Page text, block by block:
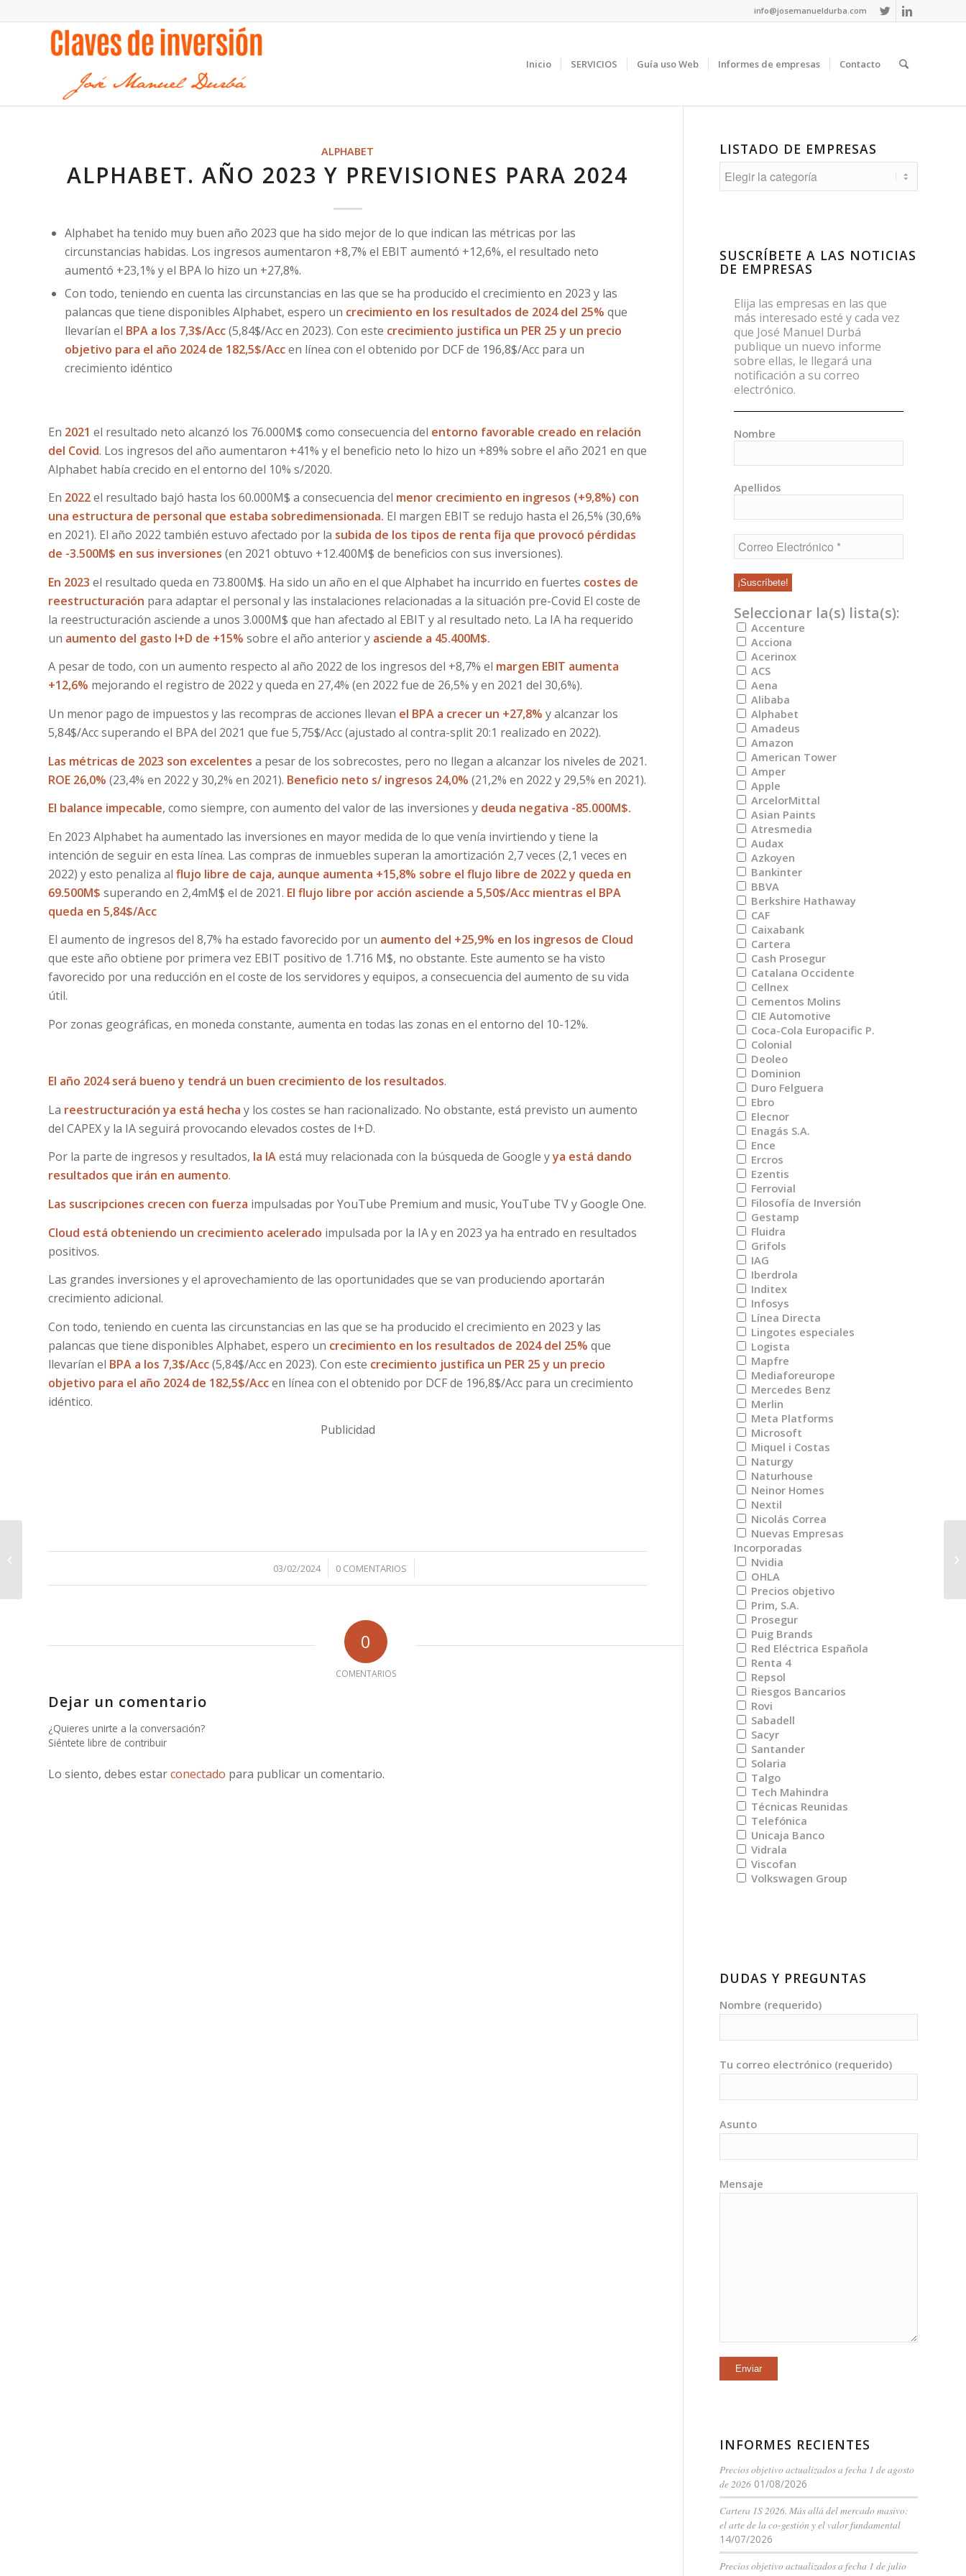
info@josemanueldurba.com
Inicio SERVICIOS Guía uso Web Informes de empresas Contacto
ALPHABET
ALPHABET. AÑO 2023 Y PREVISIONES PARA 2024
Alphabet ha tenido muy buen año 2023 que ha sido mejor de lo que indican las métricas por las
circunstancias habidas. Los ingresos aumentaron +8,7% el EBIT aumentó +12,6%, el resultado neto
aumentó +23,1% y el BPA lo hizo un +27,8%.
Con todo, teniendo en cuenta las circunstancias en las que se ha producido el crecimiento en 2023 y las
palancas que tiene disponibles Alphabet, espero un crecimiento en los resultados de 2024 del 25% que
llevarían el BPA a los 7,3$/Acc(5,84$/Acc en 2023). Con este crecimiento justifica un PER 25 y un precio
objetivo para el año 2024 de 182,5$/Accen línea con el obtenido por DCF de 196,8$/Acc para un
crecimiento idéntico
En 2021 el resultado neto alcanzó los 76.000M$ como consecuencia del entorno favorable creado en relación
del Covid. Los ingresos del año aumentaron +41% y el beneficio neto lo hizo un +89% sobre el año 2021 en que
Alphabet había crecido en el entorno del 10% s/2020.
En 2022el resultado bajó hasta los 60.000M$ a consecuencia del menor crecimiento en ingresos (+9,8%) con
una estructura de personal que estaba sobredimensionada. El margen EBIT se redujo hasta el 26,5% (30,6%
en 2021). El año 2022 también estuvo afectado por la subida de los tipos de renta fija que provocó pérdidas
de -3.500M$ en sus inversiones (en 2021 obtuvo +12.400M$ de beneficios con sus inversiones).
En 2023 el resultado queda en 73.800M$. Ha sido un año en el que Alphabet ha incurrido en fuertes costes de
reestructuración para adaptar el personal y las instalaciones relacionadas a la situación pre-Covid El coste de
la reestructuración asciende a unos 3.000M$ que han afectado al EBIT y al resultado neto. La IA ha requerido
un aumento del gasto I+D de +15% sobre el año anterior y asciende a 45.400M$.
A pesar de todo, con un aumento respecto al año 2022 de los ingresos del +8,7% el margen EBIT aumenta
+12,6% mejorando el registro de 2022 y queda en 27,4% (en 2022 fue de 26,5% y en 2021 del 30,6%).
Un menor pago de impuestos y las recompras de acciones llevan el BPA a crecer un +27,8% y alcanzar los
5,84$/Acc superando el BPA del 2021 que fue 5,75$/Acc (ajustado al contra-split 20:1 realizado en 2022).
Las métricas de 2023 son excelentes a pesar de los sobrecostes, pero no llegan a alcanzar los niveles de 2021.
ROE 26,0% (23,4% en 2022 y 30,2% en 2021). Beneficio neto s/ ingresos 24,0% (21,2% en 2022 y 29,5% en 2021).
El balance impecable, como siempre, con aumento del valor de las inversiones y deuda negativa -85.000M$.
En 2023 Alphabet ha aumentado las inversiones en mayor medida de lo que venía invirtiendo y tiene la
intención de seguir en esta línea. Las compras de inmuebles superan la amortización 2,7 veces (2,1 veces en
2022) y esto penaliza al flujo libre de caja, aunque aumenta +15,8% sobre el flujo libre de 2022 y queda en
69.500M$ superando en 2,4mM$ el de 2021. El flujo libre por acción asciende a 5,50$/Acc mientras el BPA
queda en 5,84$/Acc
El aumento de ingresos del 8,7% ha estado favorecido por un aumento del +25,9% en los ingresos de Cloud
que este año obtiene por primera vez EBIT positivo de 1.716 M$, no obstante. Este aumento se ha visto
favorecido por una reducción en el coste de los servidores y equipos, a consecuencia del aumento de su vida
útil.
Por zonas geográficas, en moneda constante, aumenta en todas las zonas en el entorno del 10-12%.
El año 2024 será bueno y tendrá un buen crecimiento de los resultados.
La reestructuración ya está hecha y los costes se han racionalizado. No obstante, está previsto un aumento
del CAPEX y la IA seguirá provocando elevados costes de I+D.
Por la parte de ingresos y resultados, la IAestá muy relacionada con la búsqueda de Google yya está dando
resultados que irán en aumento.
Las suscripciones crecen con fuerza impulsadas por YouTube Premium and music, YouTube TV y Google One.
Cloud está obteniendo un crecimiento acelerado impulsada por la IA y en 2023 ya ha entrado en resultados
positivos.
Las grandes inversiones y el aprovechamiento de las oportunidades que se van produciendo aportarán
crecimiento adicional.
Con todo, teniendo en cuenta las circunstancias en las que se ha producido el crecimiento en 2023 y las
palancas que tiene disponibles Alphabet, espero un crecimiento en los resultados de 2024 del 25% que
llevarían el BPA a los 7,3$/Acc(5,84$/Acc en 2023). Con este crecimiento justifica un PER 25 y un precio
objetivo para el año 2024 de 182,5$/Accen línea con el obtenido por DCF de 196,8$/Acc para un crecimiento
idéntico.
Publicidad
03/02/2024
/ 0 COMENTARIOS
/
0
COMENTARIOS
Dejar un comentario
¿Quieres unirte a la conversación?
Siéntete libre de contribuir
Lo siento, debes estarconectado para publicar un comentario.
LISTADO DE EMPRESAS
Listado
de
SUSCRÍBETE A LAS NOTICIAS
DE EMPRESAS
Elija las empresas en las que
más interesado esté y cada vez
que José Manuel Durbá
publique un nuevo informe
sobre ellas, le llegará una
notificación a su correo
electrónico.
Nombre
Apellidos
Seleccionar la(s) lista(s):
Accenture
Acciona
Acerinox
ACS
Aena
Alibaba
Alphabet
Amadeus
Amazon
American Tower
Amper
Apple
ArcelorMittal
Asian Paints
Atresmedia
Audax
Azkoyen
Bankinter
BBVA
Berkshire Hathaway
CAF
Caixabank
Cartera
Cash Prosegur
Catalana Occidente
Cellnex
Cementos Molins
CIE Automotive
Coca-Cola Europacific P.
Colonial
Deoleo
Dominion
Duro Felguera
Ebro
Elecnor
Enagás S.A.
Ence
Ercros
Ezentis
Ferrovial
Filosofía de Inversión
Gestamp
Fluidra
Grifols
IAG
Iberdrola
Inditex
Infosys
Línea Directa
Lingotes especiales
Logista
Mapfre
Mediaforeurope
Mercedes Benz
Merlin
Meta Platforms
Microsoft
Miquel i Costas
Naturgy
Naturhouse
Neinor Homes
Nextil
Nicolás Correa
Nuevas Empresas
Incorporadas
Nvidia
OHLA
Precios objetivo
Prim, S.A.
Prosegur
Puig Brands
Red Eléctrica Española
Renta 4
Repsol
Riesgos Bancarios
Rovi
Sabadell
Sacyr
Santander
Solaria
Talgo
Tech Mahindra
Técnicas Reunidas
Telefónica
Unicaja Banco
Vidrala
Viscofan
Volkswagen Group
DUDAS Y PREGUNTAS
Nombre (requerido)
Tu correo electrónico (requerido)
Asunto
Mensaje
INFORMES RECIENTES
Precios objetivo actualizados a fecha 1 de agosto
de 2026 01/08/2026
Cartera 1S 2026. Más allá del mercado masivo:
el arte de la co-gestión y el valor fundamental
14/07/2026
Precios objetivo actualizados a fecha 1 de julio
Precios objetivo actualizados a